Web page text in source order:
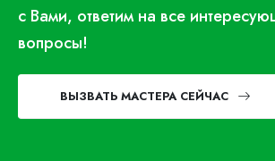
с Вами, ответим на все
вопросы!
ВЫЗВАТЬ МАСТЕРА СЕЙЧАС